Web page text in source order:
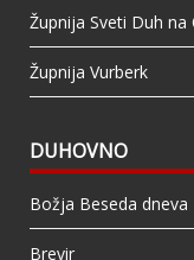
Župnija Sveti Duh na
Župnija Vurberk
DUHOVNO
Božja Beseda dneva
Brevir